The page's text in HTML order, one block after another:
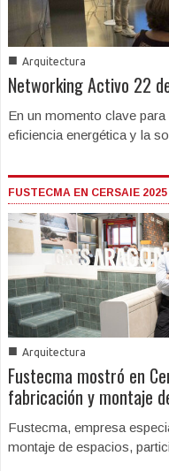
■ Arquitectura
Networking Activo 22
En un momento clave
eficiencia energética y la
FUSTECMA EN CERSAIE 2025
■ Arquitectura
Fustecma mostró en
fabricación y montaje
Fustecma, empresa
montaje de espacios,